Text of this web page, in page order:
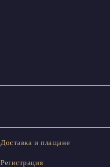
Доставка и плащане
Регистрация